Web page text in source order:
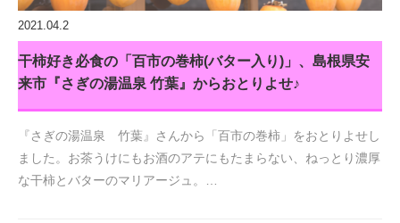
2021.04.2
干柿好き必食の「百市の巻柿(バター入り)」、島根県安
来市『さぎの湯温泉 竹葉』からおとりよせ♪
『さぎの湯温泉 竹葉』さんから「百市の巻柿」をおとりよせし
ました。お茶うけにもお酒のアテにもたまらない、ねっとり濃厚
な干柿とバターのマリアージュ。…